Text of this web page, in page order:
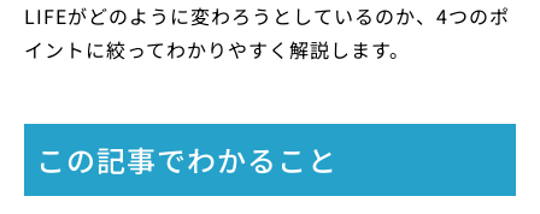
LIFEがどのように変わろうとしているのか、4つのポ
イントに絞ってわかりやすく解説します。
この記事でわかること